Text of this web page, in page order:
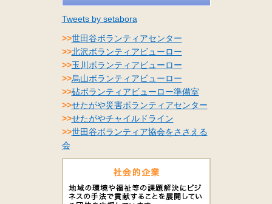
Tweets by setabora
>>世田谷ボランティアセンター
>>北沢ボランティアビューロー
>>玉川ボランティアビューロー
>>烏山ボランティアビューロー
>>砧ボランティアビューロー準備室
>>せたがや災害ボランティアセンター
>>せたがやチャイルドライン
>>世田谷ボランティア協会をささえる
会